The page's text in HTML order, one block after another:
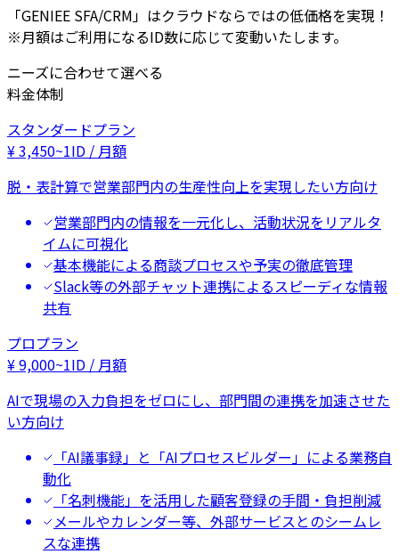
「GENIEE SFA/CRM」はクラウドならではの低価格を実現！
※月額はご利用になるID数に応じて変動いたします。
ニーズに合わせて選べる
料金体制
スタンダードプラン
¥3,450~1ID / 月額
脱・表計算で営業部門内の生産性向上を実現したい方向け
営業部門内の情報を一元化し、活動状況をリアルタ
イムに可視化
基本機能による商談プロセスや予実の徹底管理
Slack等の外部チャット連携によるスピーディな情報
共有
プロプラン
¥9,000~1ID / 月額
AIで現場の入力負担をゼロにし、部門間の連携を加速させた
い方向け
「AI議事録」と「AIプロセスビルダー」による業務自
動化
「名刺機能」を活用した顧客登録の手間・負担削減
メールやカレンダー等、外部サービスとのシームレ
スな連携